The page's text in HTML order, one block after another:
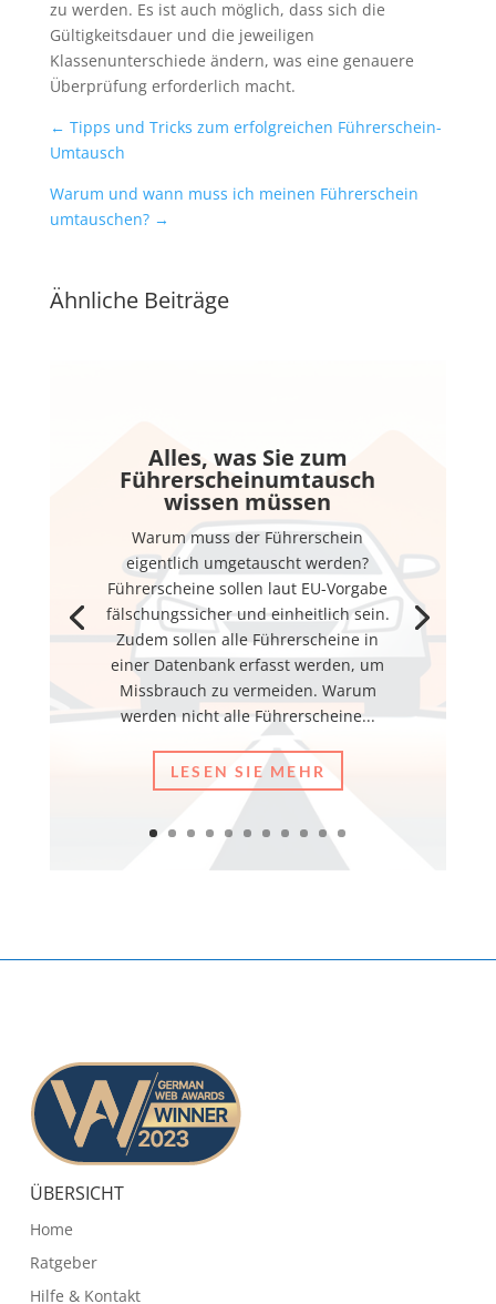
zu werden. Es ist auch möglich, dass sich die
Gültigkeitsdauer und die jeweiligen
Klassenunterschiede ändern, was eine genauere
Überprüfung erforderlich macht.
← Tipps und Tricks zum erfolgreichen Führerschein-
Umtausch
Warum und wann muss ich meinen Führerschein
umtauschen?→
Ähnliche Beiträge
Alles, was Sie zum
Führerscheinumtausch
wissen müssen
Warum muss der Führerschein
eigentlich umgetauscht werden?
Führerscheine sollen laut EU-Vorgabe
fälschungssicher und einheitlich sein.
Zudem sollen alle Führerscheine in
einer Datenbank erfasst werden, um
Missbrauch zu vermeiden. Warum
werden nicht alle Führerscheine...
LESEN SIE MEHR
ÜBERSICHT
Home
Ratgeber
Hilfe & Kontakt